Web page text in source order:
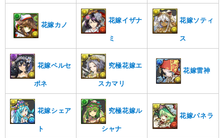
花嫁カノ
花嫁イザナ
ミ
花嫁ソティ
ス
花嫁ペルセ
ポネ
究極花嫁エ
スカマリ
花嫁雷神
花嫁シェア
ト
究極花嫁ル
シャナ
花嫁パネラ